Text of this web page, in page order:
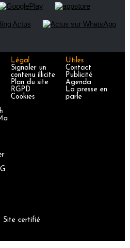
Légal
Signaler un
contenu illicite
Plan du site
RGPD
Cookies
Utiles
Contact
Publicité
Agenda
La presse en
parle
Site certifié